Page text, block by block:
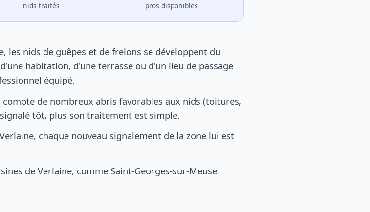
nids traités pros disponibles
les nids de guêpes et de frelons se développent du
habitation, d'une terrasse ou d'un lieu de passage
équipé.
de nombreux abris favorables aux nids (toitures,
tôt, plus son traitement est simple.
chaque nouveau signalement de la zone lui est
de Verlaine, comme Saint-Georges-sur-Meuse,